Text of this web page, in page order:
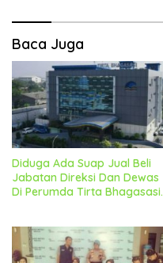
Baca Juga
Diduga Ada Suap Jual Beli
Jabatan Direksi Dan Dewas
Di Perumda Tirta Bhagasasi,